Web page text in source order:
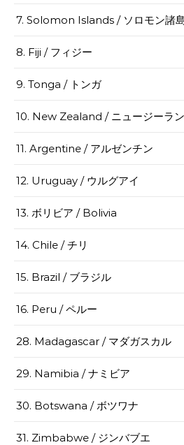
7. Solomon Islands / ソロモン諸
8. Fiji / フィジー
9. Tonga / トンガ
10. New Zealand / ニュージーラ
11. Argentine / アルゼンチン
12. Uruguay / ウルグアイ
13. ボリビア / Bolivia
14. Chile / チリ
15. Brazil / ブラジル
16. Peru / ペルー
28. Madagascar / マダガスカル
29. Namibia / ナミビア
30. Botswana / ボツワナ
31. Zimbabwe / ジンバブエ